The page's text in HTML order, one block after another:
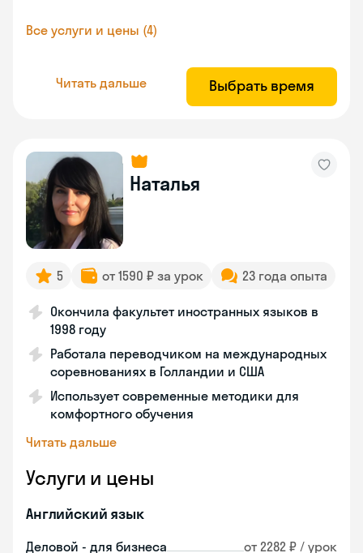
Все услуги и цены (4)
Читать дальше Выбрать время
Наталья
5 от 1590 ₽ за урок 23 года опыта
Окончила факультет иностранных языков в
1998 году
Работала переводчиком на международных
соревнованиях в Голландии и США
Использует современные методики для
комфортного обучения
Читать дальше
Услуги и цены
Английский язык
Деловой - для бизнеса от 2282 ₽ / урок